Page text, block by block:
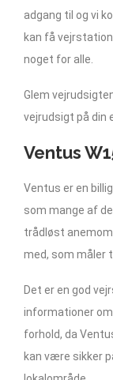
adgang til og vi
kan få
noget for alle.
Glem
vejrudsigt på din
Ventus
Ventus er en
som mange af
trådløst
med, som måler
Det er en god
informationer
forhold, da
kan være sikker